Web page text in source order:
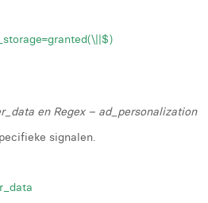
en Regex – ad_personalization
signalen.